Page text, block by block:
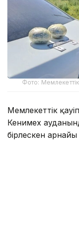
Фото: Мемлекеттік
Мемлекеттік
Кенимех
бірлескен
ер адам қолға